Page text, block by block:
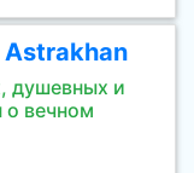
Astrakhan
душевных и
о вечном